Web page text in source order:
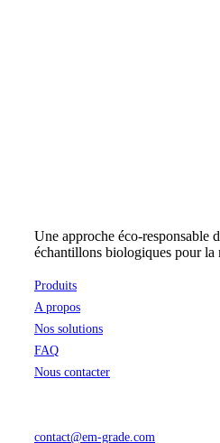
Une approche éco-responsable
échantillons biologiques pour la
Produits
A propos
Nos solutions
FAQ
Nous contacter
contact@em-grade.com